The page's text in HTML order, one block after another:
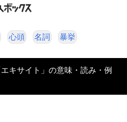
心頭 名詞 暴挙